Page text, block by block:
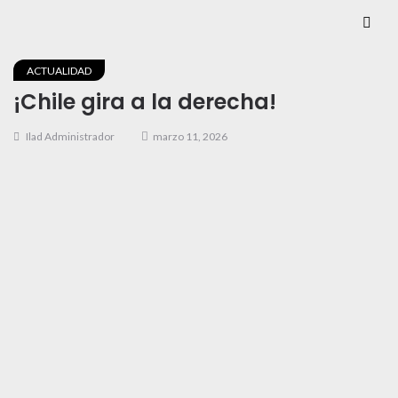
ACTUALIDAD
¡Chile gira a la derecha!
Ilad Administrador marzo 11, 2026